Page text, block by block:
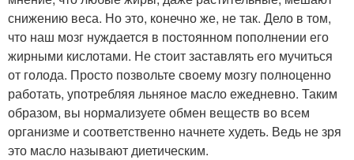
снижению веса. Но это, конечно же, не так. Дело в том,
что наш мозг нуждается в постоянном пополнении его
жирными кислотами. Не стоит заставлять его мучиться
от голода. Просто позвольте своему мозгу полноценно
работать, употребляя льняное масло ежедневно. Таким
образом, вы нормализуете обмен веществ во всем
организме и соответственно начнете худеть. Ведь не зря
это масло называют диетическим.